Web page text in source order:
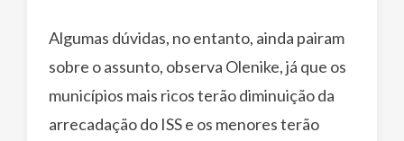
Algumas dúvidas, no entanto, ainda pairam
sobre o assunto, observa Olenike, já que os
municípios mais ricos terão diminuição da
arrecadação do ISS e os menores terão